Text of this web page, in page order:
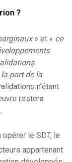
?
» et « ce
part de la
n’étant
restera
le SDT, le
appartenant